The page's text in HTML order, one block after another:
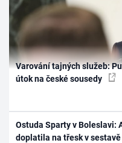
Varování tajných služeb:
útok na české sousedy
Ostuda Sparty v Boleslavi:
doplatila na třesk v sestavě